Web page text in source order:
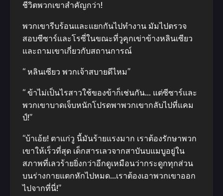
ชีวิตพวกเขาสำคัญกว่า!
พวกเขารีบร้อนและแยกกันไปทำงาน มัมไปตรวจ
สอบซีซาร์และโรซี่ในขณะที่วูคุกเข่าข้างหลินเซียว
และถามเขาเกี่ยวกับสถานการณ์
“ หลินเซียว พวกเจ้าสบายดีไหม”
“ ข้าไม่เป็นไรสาวใช้ของข้าก็เช่นกัน… แต่ซีซาร์และ
พวกเขาบาดเจ็บหนักโปรดพาพวกเขากลับไปที่แคม
ป์!”
“บ้าเอ้ย! ตาแก่วู นี้มันร้ายแรงมาก เราต้องรักษาพวก
เขาให้เร็วที่สุด เด็กสารเลวจากสาบันบแมบูอยู่ใน
สภาพที่เลวร้ายยิ่งกว่าอีกดูเหมือนว่ากระดูกทุกส่วน
บนร่างกายแตกหักไปหมด…เราต้องเอาพวกเขาออก
ไปจากที่นี่!”